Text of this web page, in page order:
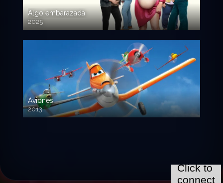
Algo embarazada
2025
720p HD
Aviones
2013
720 HD